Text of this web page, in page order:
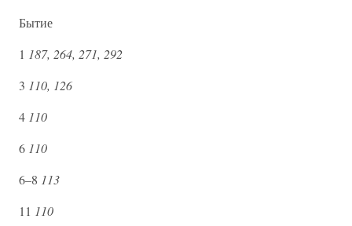
Бытие
1 187, 264, 271, 292
3 110, 126
4 110
6 110
6–8 113
11 110